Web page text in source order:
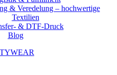
& Veredelung – hochwertige
Textilien
& DTF-Druck
Blog